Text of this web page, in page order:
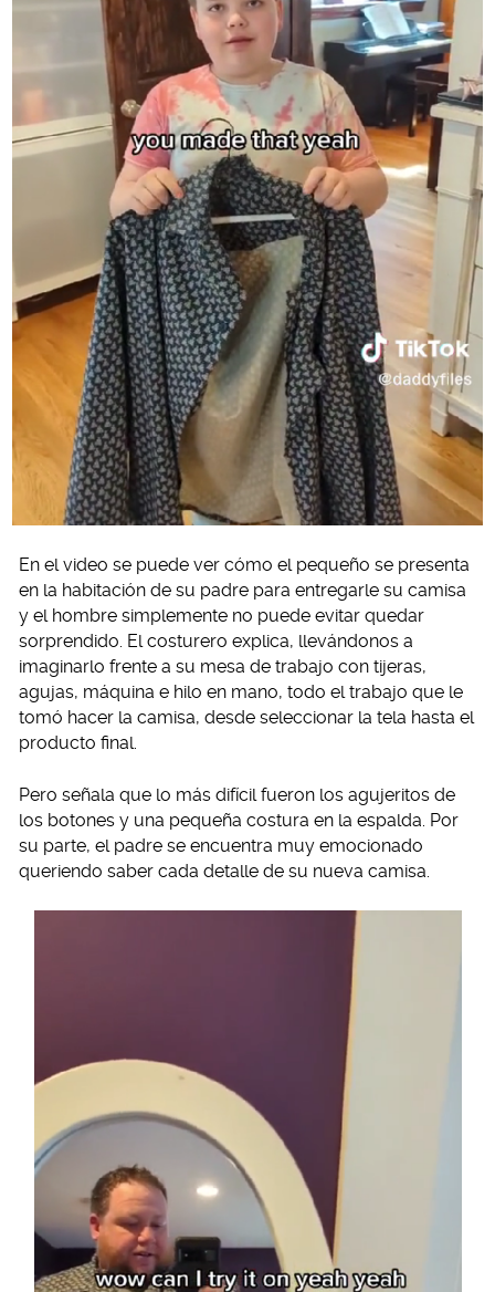
En el video se puede ver cómo el pequeño se presenta
en la habitación de su padre para entregarle su camisa
y el hombre simplemente no puede evitar quedar
sorprendido. El costurero explica, llevándonos a
imaginarlo frente a su mesa de trabajo con tijeras,
agujas, máquina e hilo en mano, todo el trabajo que le
tomó hacer la camisa, desde seleccionar la tela hasta el
producto final.
Pero señala que lo más difícil fueron los agujeritos de
los botones y una pequeña costura en la espalda. Por
su parte, el padre se encuentra muy emocionado
queriendo saber cada detalle de su nueva camisa.